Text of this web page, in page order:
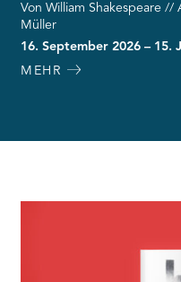
Von William Shakespeare
Müller
16. September 2026 – 15.
MEHR